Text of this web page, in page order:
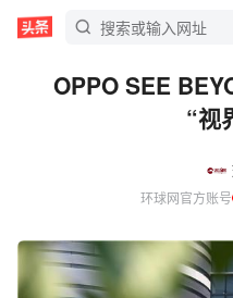
OPPO SEE
“视
环球网官方账号